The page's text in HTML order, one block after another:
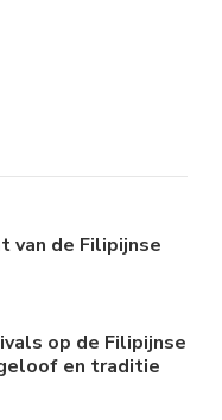
van de Filipijnse
op de Filipijnse
en traditie